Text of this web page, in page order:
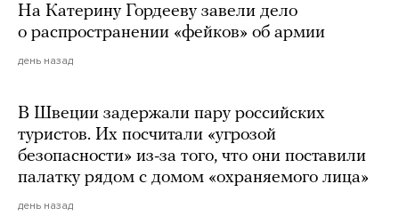
На Катерину Гордееву завели дело
о распространении «фейков» об армии
день назад
В Швеции задержали пару российских
туристов. Их посчитали «угрозой
безопасности» из-за того, что они поставили
палатку рядом с домом «охраняемого лица»
день назад